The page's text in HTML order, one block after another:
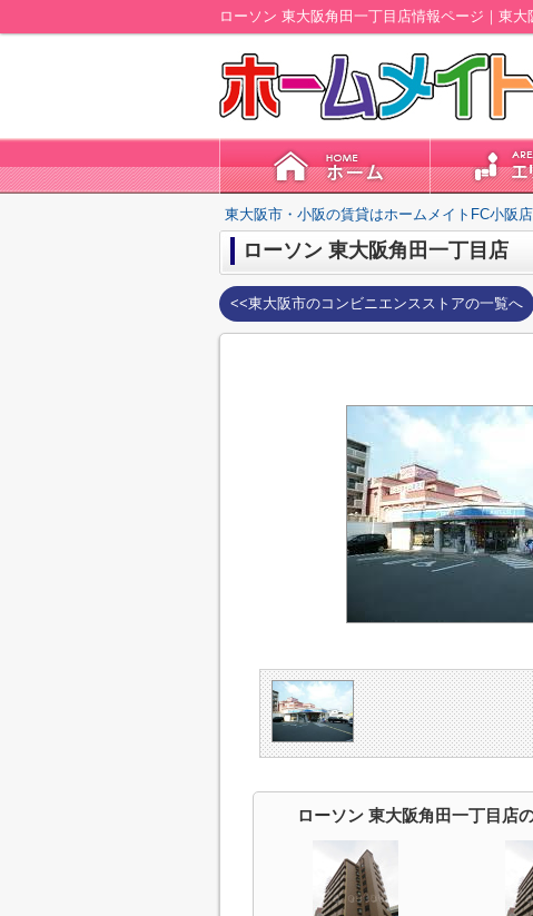
ローソン 東大阪角田一丁目店情報ページ｜東
東大阪市・小阪の賃貸はホームメイトFC小阪店
ローソン 東大阪角田一丁目店
<<東大阪市のコンビニエンスストアの一覧へ
ローソン 東大阪角田一丁目店